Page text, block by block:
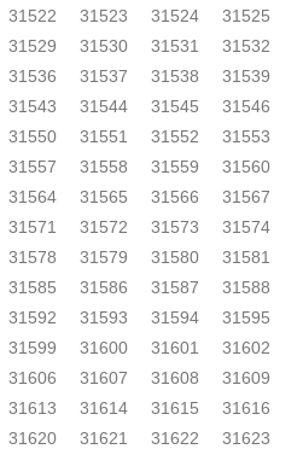
31522 31523 31524
31525
31529 31530 31531
31532
31536 31537 31538
31539
31543 31544 31545
31546
31550 31551 31552
31553
31557 31558 31559
31560
31564 31565 31566
31567
31571 31572 31573
31574
31578 31579 31580
31581
31585 31586 31587
31588
31592 31593 31594
31595
31599 31600 31601
31602
31606 31607 31608
31609
31613 31614 31615
31616
31620 31621 31622
31623